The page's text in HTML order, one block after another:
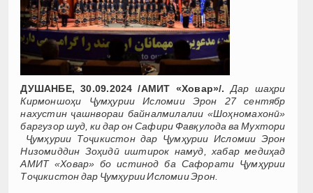
ДУШАНБЕ, 30.09.2024 /АМИТ «Ховар»/.
Дар шаҳри
Кирмоншоҳи Ҷумҳурии Исломии Эрон 27 сентябр
нахустин ҷашнвораи байналмилалии «Шоҳномахонӣ»
баргузор шуд, ки дар он Сафири Фавқулода ва Мухтори
Ҷумҳурии Тоҷикистон дар Ҷумҳурии Исломии Эрон
Низомиддин Зоҳидӣ иштирок намуд, хабар медиҳад
АМИТ «Ховар» бо истинод ба Сафорати Ҷумҳурии
Тоҷикистон дар Ҷумҳурии Исломии Эрон.